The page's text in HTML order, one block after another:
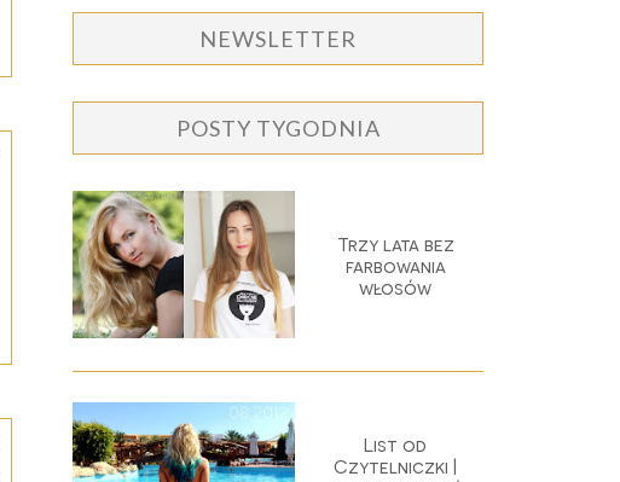
NEWSLETTER
POSTY TYGODNIA
Trzy lata bez
farbowania
włosów
List od
Czytelniczki |